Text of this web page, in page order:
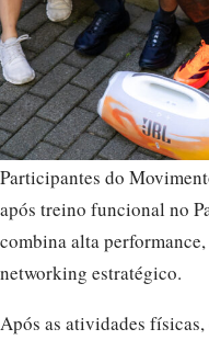
Participantes do
após treino funcional no
combina alta
networking estratégico.
Após as atividades